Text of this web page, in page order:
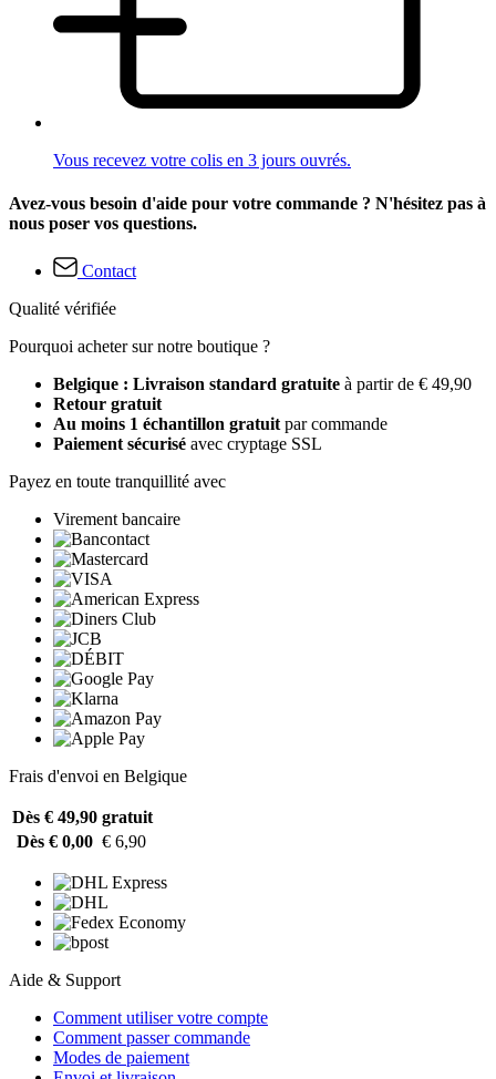
Vous recevez votre colis en 3 jours ouvrés.
Avez-vous besoin d'aide pour votre commande ? N'hésitez pas à
nous poser vos questions.
Contact
Qualité vérifiée
Pourquoi acheter sur notre boutique ?
Belgique : Livraison standard gratuite à partir de € 49,90
Retour gratuit
Au moins 1 échantillon gratuit par commande
Paiement sécurisé avec cryptage SSL
Payez en toute tranquillité avec
Virement bancaire
Frais d'envoi en Belgique
Dès € 49,90 gratuit
Dès € 0,00 € 6,90
Aide & Support
Comment utiliser votre compte
Comment passer commande
Modes de paiement